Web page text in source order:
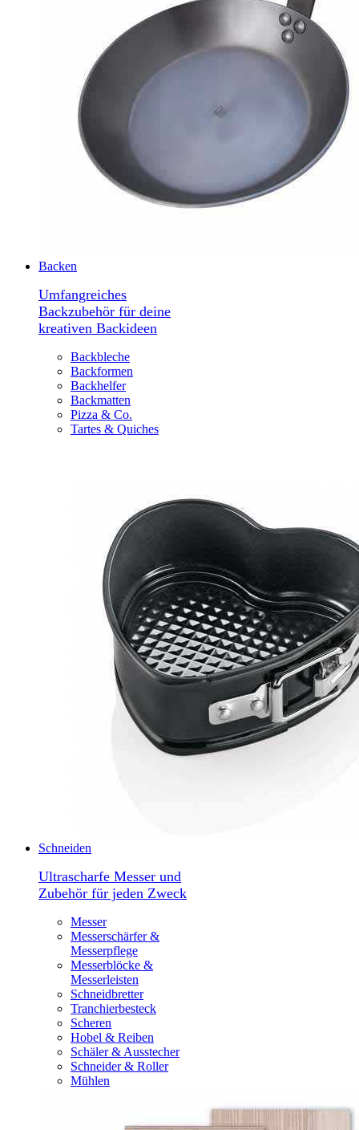
Backen
Umfangreiches
Backzubehör für deine
kreativen Backideen
Backbleche
Backformen
Backhelfer
Backmatten
Pizza & Co.
Tartes & Quiches
Schneiden
Ultrascharfe Messer und
Zubehör für jeden Zweck
Messer
Messerschärfer &
Messerpflege
Messerblöcke &
Messerleisten
Schneidbretter
Tranchierbesteck
Scheren
Hobel & Reiben
Schäler & Ausstecher
Schneider & Roller
Mühlen